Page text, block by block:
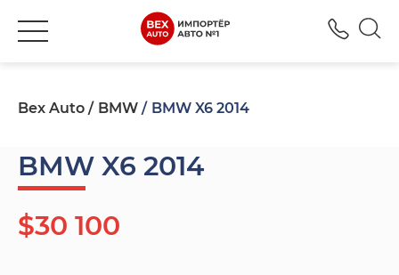
Bex Auto BMW BMW X6 2014
BMW X6 2014
$30 100